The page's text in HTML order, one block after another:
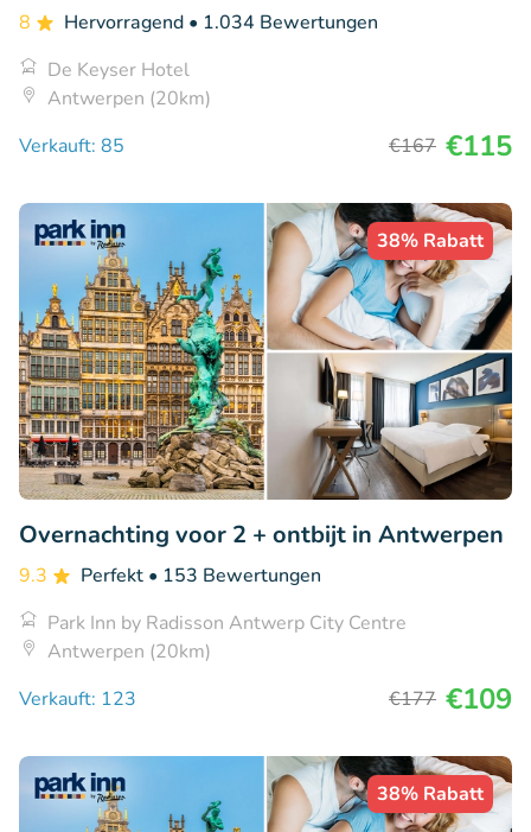
8 Hervorragend • 1.034 Bewertungen
De Keyser Hotel
Antwerpen (20km)
Verkauft: 85
€167 €115
38% Rabatt
Overnachting voor 2 + ontbijt in Antwerpen
9.3 Perfekt • 153 Bewertungen
Park Inn by Radisson Antwerp City Centre
Antwerpen (20km)
Verkauft: 123
€177 €109
38% Rabatt